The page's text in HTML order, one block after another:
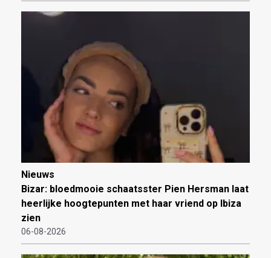
Nieuws
Bizar: bloedmooie schaatsster Pien Hersman laat
heerlijke hoogtepunten met haar vriend op Ibiza
zien
06-08-2026